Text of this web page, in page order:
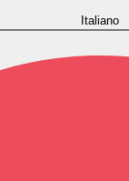
Italiano